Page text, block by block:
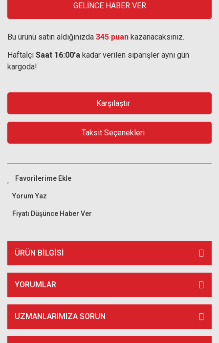
GELİNCE HABER VER
Bu ürünü satın aldığınızda 345 puan kazanacaksınız.
Haftaİçi Saat 16:00'a kadar verilen siparişler aynı gün
kargoda!
Karşılaştır
Taksit Seçenekleri
Yorum Yaz
Fiyatı Düşünce Haber Ver
ÜRÜN BILGISI
YORUMLAR
UZMANLARIMIZA SORUN